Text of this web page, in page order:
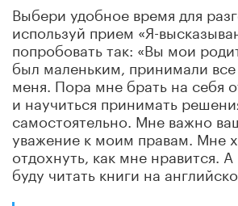
Выбери удобное время для
используй прием «Я-
попробовать так: «Вы мои
был маленьким, принимали
меня. Пора мне брать на себя
и научиться принимать
самостоятельно. Мне важно
уважение к моим правам. Мне
отдохнуть, как мне нравится.
буду читать книги на